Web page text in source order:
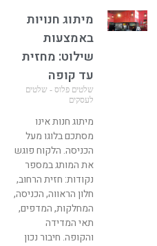
מיתוג חנויות
באמצעות
שילוט: מחזית
עד קופה
שלטים פלוס - שלטים
לעסקים
מיתוג חנות אינו
מסתכם בלוגו מעל
הכניסה. הלקוח פוגש
את המותג במספר
נקודות: חזית הרחוב,
חלון הראווה, הכניסה,
המחלקות, המדפים,
תאי המדידה
והקופה. חיבור נכון